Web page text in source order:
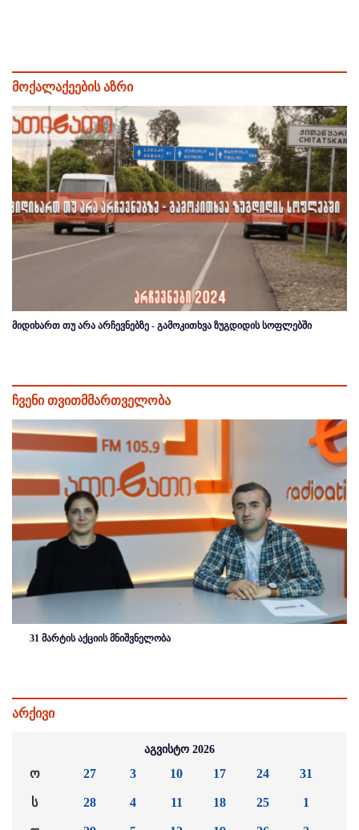
მოქალაქეების აზრი
მიდიხართ თუ არა არჩევნებზე - გამოკითხვა ზუგდიდის სოფლებში
ჩვენი თვითმმართველობა
31 მარტის აქციის მნიშვნელობა
არქივი
აგვისტო 2026
ო
ს
27
28
3
4
10
11
17
18
24
25
31
1